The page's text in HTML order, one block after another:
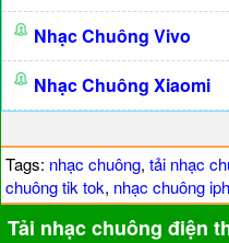
Nhạc Chuông Vivo
Nhạc Chuông Xiaomi
Tags: nhạc chuông, tải nhạc
chuông tik tok, nhạc chuông
Tải nhạc chuông điện